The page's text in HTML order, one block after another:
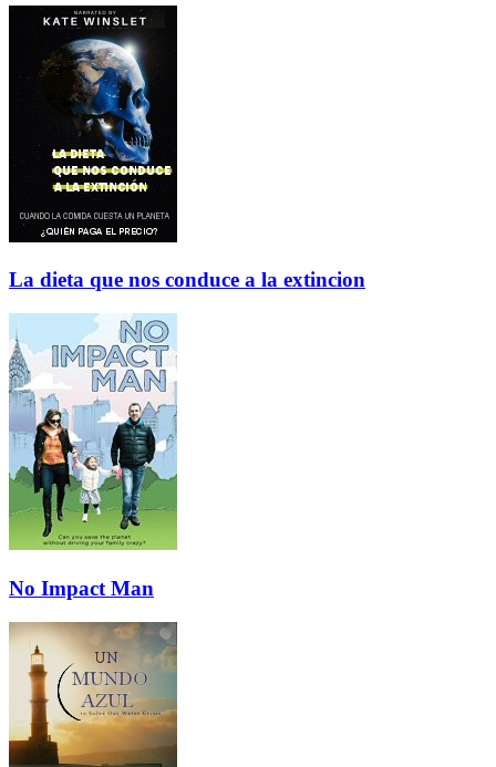
La dieta que nos conduce a la extincion
No Impact Man